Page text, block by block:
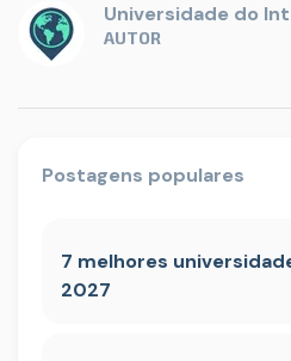
Universidade do
AUTOR
Postagens populares
7 melhores
2027